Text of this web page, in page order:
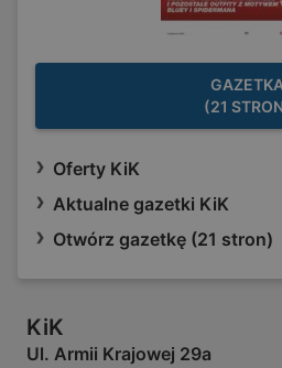
(21
Oferty KiK
Aktualne gazetki KiK
Otwórz gazetkę (21 stron)
KiK
Ul. Armii Krajowej 29a